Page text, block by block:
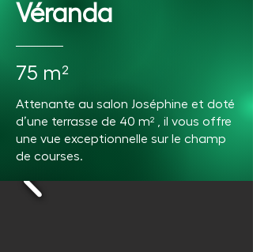
Véranda
75 m²
Attenante au salon Joséphine et doté
d’une terrasse de 40 m² , il vous offre
une vue exceptionnelle sur le champ
de courses.